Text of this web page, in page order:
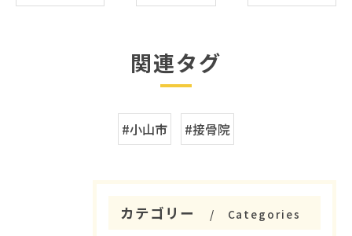
関連タグ
#小山市 #接骨院
カテゴリー Categories